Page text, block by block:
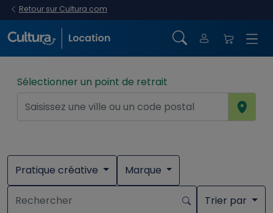
Retour sur Cultura.com
Sélectionner un point de retrait
Pratique créative Marque
Trier par